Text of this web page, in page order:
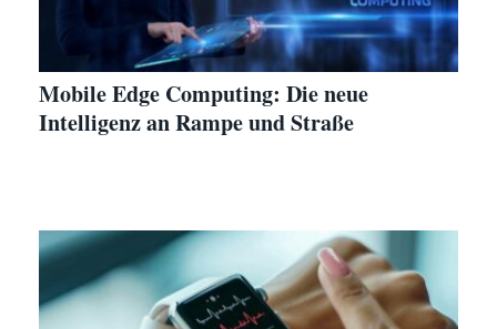
Mobile Edge Computing: Die neue
Intelligenz an Rampe und Straße